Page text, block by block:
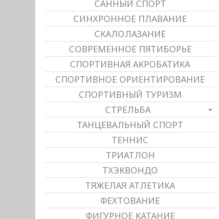
САННЫЙ СПОРТ
СИНХРОННОЕ ПЛАВАНИЕ
СКАЛОЛАЗАНИЕ
СОВРЕМЕННОЕ ПЯТИБОРЬЕ
СПОРТИВНАЯ АКРОБАТИКА
СПОРТИВНОЕ ОРИЕНТИРОВАНИЕ
СПОРТИВНЫЙ ТУРИЗМ
СТРЕЛЬБА
ТАНЦЕВАЛЬНЫЙ СПОРТ
ТЕННИС
ТРИАТЛОН
ТХЭКВОНДО
ТЯЖЕЛАЯ АТЛЕТИКА
ФЕХТОВАНИЕ
ФИГУРНОЕ КАТАНИЕ